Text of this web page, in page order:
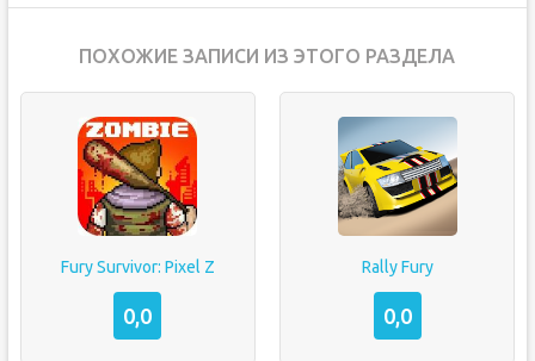
ПОХОЖИЕ ЗАПИСИ ИЗ ЭТОГО РАЗДЕЛА
Fury Survivor: Pixel Z
0,0
Rally Fury
0,0